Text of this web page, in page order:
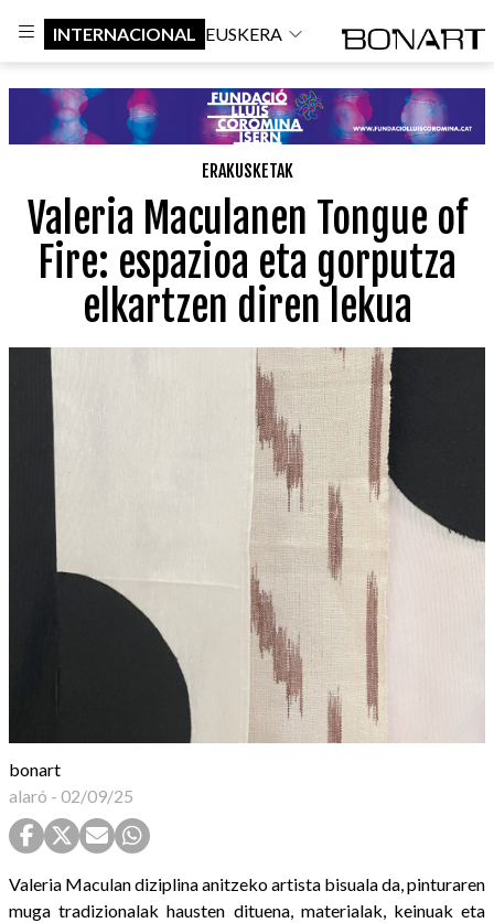
INTERNACIONAL EUSKERA
ERAKUSKETAK
Valeria Maculanen Tongue of
Fire: espazioa eta gorputza
elkartzen diren lekua
bonart
alaró - 02/09/25
Valeria Maculan diziplina anitzeko artista bisuala da, pinturaren
muga tradizionalak hausten dituena, materialak, keinuak eta